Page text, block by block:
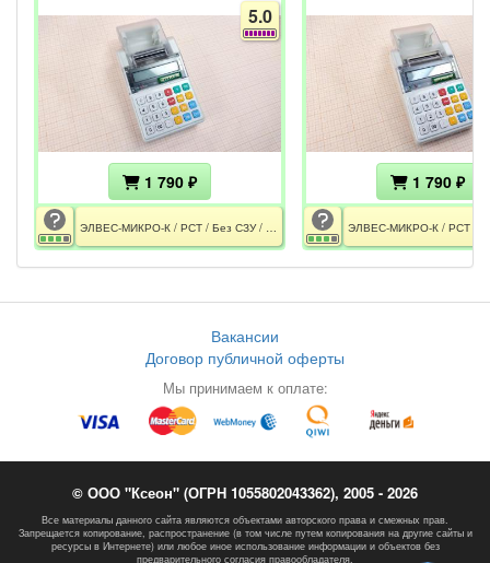
5.0
1 790 ₽
ЭЛВЕС-МИКРО-К / РСТ / Без СЗУ / Требуется замена АКБ
1 790 ₽
Вакансии
Договор публичной оферты
Мы принимаем к оплате:
© ООО "Ксеон" (ОГРН 1055802043362), 2005 - 2026
Все материалы данного сайта являются объектами авторского права и смежных прав.
Запрещается копирование, распространение (в том числе путем копирования на другие сайты и
ресурсы в Интернете) или любое иное использование информации и объектов без
предварительного согласия правообладателя.